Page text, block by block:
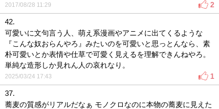
2017/08/28 11:29 2
42.
可愛いに文句言う人、萌え系漫画やアニメに出てくるような
『こんな奴おらんやろ』みたいのを可愛いと思っとんなら、素
朴可愛いとか表情や仕草で可愛く見えるを理解できんねやろ。
単純な造形しか見れん人の哀れなり。
2025/03/24 17:43 1
37.
蕎麦の質感がリアルだなぁ モノクロなのに本物の蕎麦に見えた